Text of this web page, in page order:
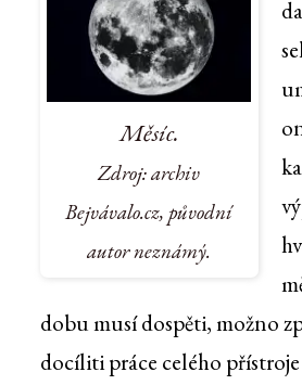
Měsíc.
Zdroj: archiv
Bejvávalo.cz, původní
autor neznámý.
dobu musí dospěti, možno
docíliti práce celého